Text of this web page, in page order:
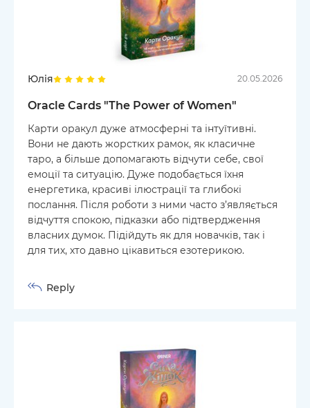
Юлія 20.05.2026
Oracle Cards "The Power of Women"
Карти оракул дуже атмосферні та інтуїтивні.
Вони не дають жорстких рамок, як класичне
таро, а більше допомагають відчути себе, свої
емоції та ситуацію. Дуже подобається їхня
енергетика, красиві ілюстрації та глибокі
послання. Після роботи з ними часто з’являється
відчуття спокою, підказки або підтвердження
власних думок. Підійдуть як для новачків, так і
для тих, хто давно цікавиться езотерикою.
Reply